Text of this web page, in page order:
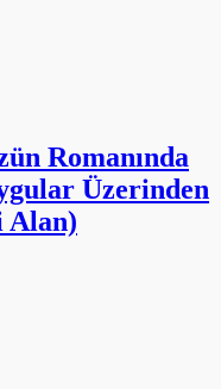
Romanında
Üzerinden
Alan)